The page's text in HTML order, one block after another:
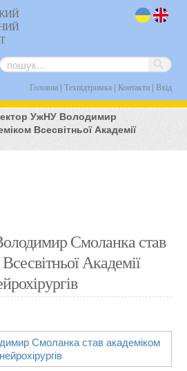
Головна| Техпідтримка| Контакти| Вхід
УжНУ Володимир
Всесвітньої Академії
Смоланка став
Академії